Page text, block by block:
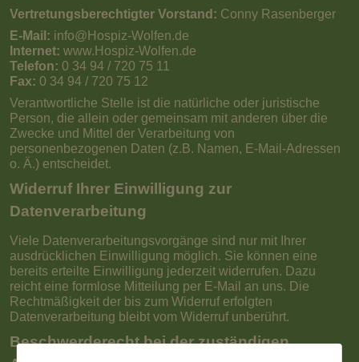
Vertretungsberechtigter Vorstand: Conny Rasenberger
E-Mail: info@Hospiz-Wolfen.de
Internet: www.Hospiz-Wolfen.de
Telefon: 0 34 94 / 720 75 11
Fax: 0 34 94 / 720 75 12
Verantwortliche Stelle ist die natürliche oder juristische
Person, die allein oder gemeinsam mit anderen über die
Zwecke und Mittel der Verarbeitung von
personenbezogenen Daten (z.B. Namen, E-Mail-Adressen
o. Ä.) entscheidet.
Widerruf Ihrer Einwilligung zur
Datenverarbeitung
Viele Datenverarbeitungsvorgänge sind nur mit Ihrer
ausdrücklichen Einwilligung möglich. Sie können eine
bereits erteilte Einwilligung jederzeit widerrufen. Dazu
reicht eine formlose Mitteilung per E-Mail an uns. Die
Rechtmäßigkeit der bis zum Widerruf erfolgten
Datenverarbeitung bleibt vom Widerruf unberührt.
Beschwerderecht bei der zuständigen